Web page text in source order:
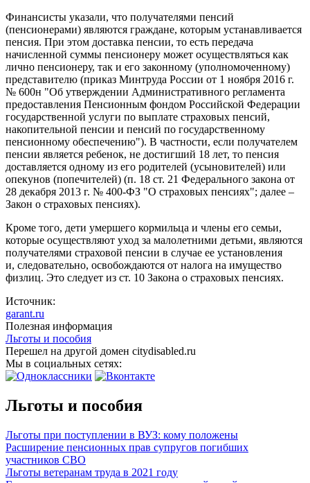
Финансисты указали, что получателями пенсий
(пенсионерами) являются граждане, которым устанавливается
пенсия. При этом доставка пенсии, то есть передача
начисленной суммы пенсионеру может осуществляться как
лично пенсионеру, так и его законному (уполномоченному)
представителю (приказ Минтруда России от 1 ноября 2016 г.
№ 600н "Об утверждении Административного регламента
предоставления Пенсионным фондом Российской Федерации
государственной услуги по выплате страховых пенсий,
накопительной пенсии и пенсий по государственному
пенсионному обеспечению"). В частности, если получателем
пенсии является ребенок, не достигший 18 лет, то пенсия
доставляется одному из его родителей (усыновителей) или
опекунов (попечителей) (п. 18 ст. 21 Федерального закона от
28 декабря 2013 г. № 400-ФЗ "О страховых пенсиях"; далее –
Закон о страховых пенсиях).
Кроме того, дети умершего кормильца и члены его семьи,
которые осуществляют уход за малолетними детьми, являются
получателями страховой пенсии в случае ее установления
и, следовательно, освобождаются от налога на имущество
физлиц. Это следует из ст. 10 Закона о страховых пенсиях.
Источник:
garant.ru
Полезная информация
Льготы и пособия
Перешел на другой домен citydisabled.ru
Мы в социальных сетях:
Льготы и пособия
Льготы при поступлении в ВУЗ: кому положены
Расширение пенсионных прав супругов погибших
участников СВО
Льготы ветеранам труда в 2021 году